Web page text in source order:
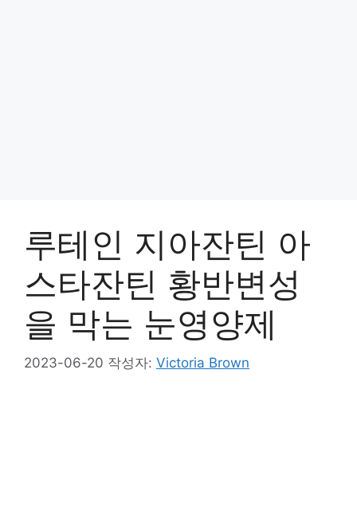
루테인 지아잔틴 아
스타잔틴 황반변성
을 막는 눈영양제
2023-06-20 작성자: Victoria Brown